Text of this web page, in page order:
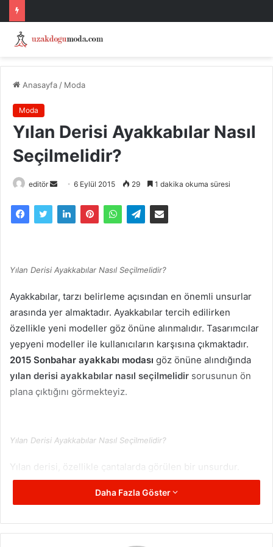
Anasayfa / Moda
Moda
Yılan Derisi Ayakkabılar Nasıl
Seçilmelidir?
editör
Bir
posta
6 Eylül 2015 29 1 dakika okuma süresi
Yılan Derisi Ayakkabılar Nasıl Seçilmelidir?
Ayakkabılar, tarzı belirleme açısından en önemli unsurlar
arasında yer almaktadır. Ayakkabılar tercih edilirken
özellikle yeni modeller göz önüne alınmalıdır. Tasarımcılar
yepyeni modeller ile kullanıcıların karşısına çıkmaktadır.
2015 Sonbahar ayakkabı modası göz önüne alındığında
yılan derisi ayakkabılar nasıl seçilmelidir sorusunun ön
plana çıktığını görmekteyiz.
Yılan Derisi Ayakkabılar Nasıl Seçilmelidir?
Yılan derisi, özellikle çantalarda görülen bir unsurdur.
Hemen her dönemde kullanılan bu modeller bu sezon
ayakkabılara yansımıştır. Yılan derisi ayakkabılar
Daha Fazla Göster